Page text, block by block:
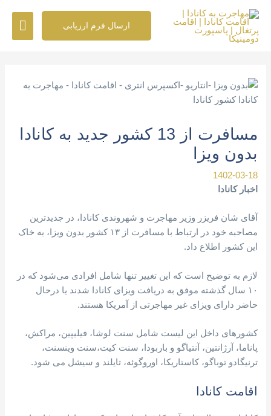
محتوا
ارسال فرم ارزیابی
مسافرت از 13 کشور جدید به کانادا
بدون ویزا
1402-03-18
اخبار کانادا
آقای شان فریزر وزیر مهاجرت و شهروندی کانادا، در جدیدترین
مصاحبه خود در ارتباط با مسافرت از ۱۳ کشور بدون ویزا، به خاک
این کشور اطلاع داد.
لازم به توضیح است که این تغییر تنها شامل افرادی می‌شود که در
۱۰ سال گذشته موفق به دریافت ویزای کانادا شدند یا درحال
حاضر دارای ویزای غیر مهاجرتی از آمریکا هستند.
کشورهای داخل این لیست شامل سنت لوشا، فیلیپین، مراکش،
پاناما، آرژانتين، آنتیاگو و باربودا، سنت کیت،سنت وینسنت،
ترنیگادو توباگو، کاستاریکا، اوروگوئه، تایلند و سیشل می شود.
اقامت کانادا